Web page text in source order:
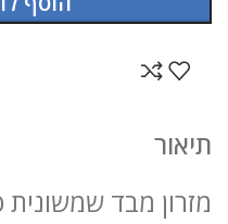
תיאור
מזרון מבד